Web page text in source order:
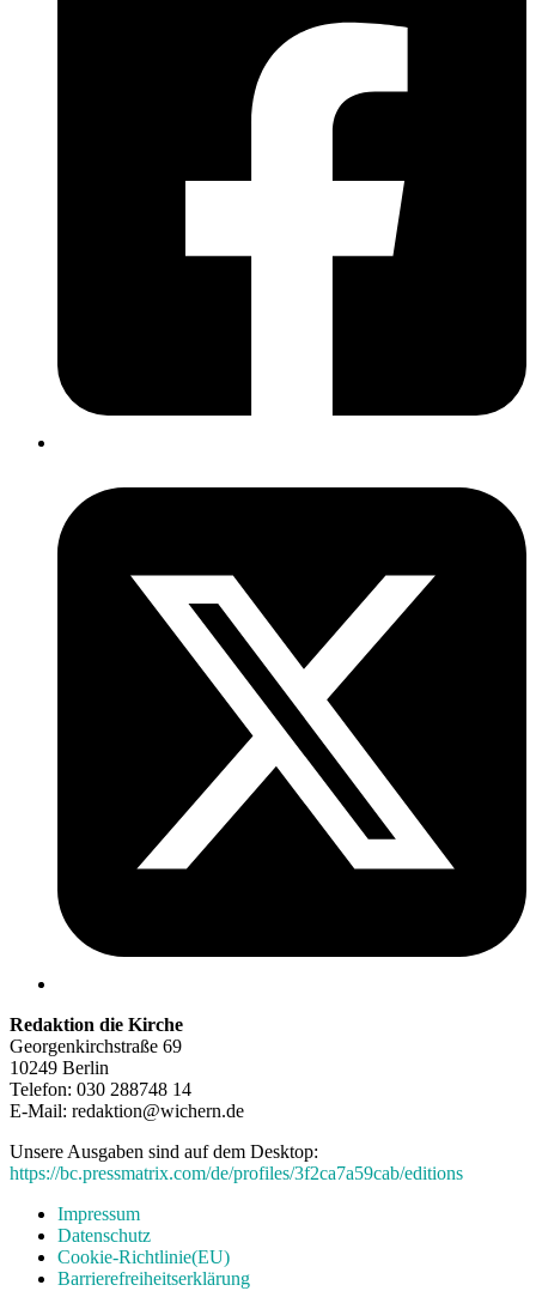
Redaktion die Kirche
Georgenkirchstraße 69
10249 Berlin
Telefon: 030 288748 14
E-Mail: redaktion@wichern.de
Unsere Ausgaben sind auf dem Desktop:
https://bc.pressmatrix.com/de/profiles/3f2ca7a59cab/editions
Impressum
Datenschutz
Cookie-Richtlinie(EU)
Barrierefreiheitserklärung